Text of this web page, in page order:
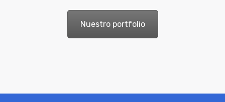
Nuestro portfolio